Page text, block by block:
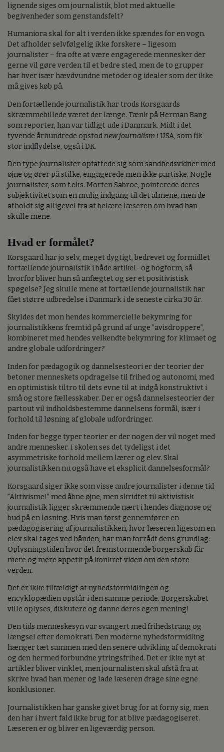
lignende siges om journalistik, blot med aktuelle
begivenheder som genstandsfelt?
Humaniora skal for alt i verden ikke spændes for en vogn.
Det afholder selvfølgelig ikke forskere – ligesom
journalister – fra ofte at være engagerede mennesker der
gerne vil gøre verden til et bedre sted, men de to grupper
har hver især hævdvundne metoder og idealer som der ikke
må gives køb på.
Den fortællende journalistik har trods Korsgaards
skræmmebillede været der længe. Tænk på Herman Bang
som reporter, han var tidligt ude i Danmark. Midt i det
tyvende århundrede opstod new journalism i USA, som fik
stor indflydelse, også i DK.
Den type journalister opfattede sig som sandhedsvidner med
øjne og ører på stilke, engagerede men ikke partiske. Nogle
journalister, som f.eks. Morten Sabroe, pointerede deres
subjektivitet som en mulig indgang til det almene, men de
afholdt sig alligevel fra at belære læseren om hvad han
skulle mene.
Hvad er formålet?
Korsgaard har jo selv, meget dygtigt, bedrevet og formidlet
fortællende journalistik i både artikel- og bogform, så
hvorfor bliver hun så anfægtet og ser et positivistisk
spøgelse? Jeg skulle mene at fortællende journalistik har
fået større udbredelse i Danmark i de seneste cirka 30 år.
Skyldes det mon hendes kommercielle bekymring for
journalistikkens fremtid på grund af unge ”avisdroppere”,
kombineret med hendes velkendte bekymring for klimaet og
andre globale udfordringer?
Inden for pædagogik og dannelsesteori er der teorier der
betoner menneskets opdragelse til frihed og autonomi, med
en optimistisk tiltro til dets evne til at indgå konstruktivt i
små og store fællesskaber. Der er også dannelsesteorier der
partout vil indholdsbestemme dannelsens formål, især i
forhold til løsning af globale udfordringer.
Inden for begge typer teorier er der nogen der vil noget med
andre mennesker. I skolen ses det tydeligst i det
asymmetriske forhold mellem lærer og elev. Skal
journalistikken nu også have et eksplicit dannelsesformål?
Korsgaard siger ikke som visse andre journalister i denne tid
”Aktivisme!” med åbne øjne, men skridtet til aktivistisk
journalistik ligger skræmmende nært i hendes diagnose og
bud på en løsning. Hvis man først gennemfører en
pædagogisering af journalistikken, hvor læseren ligesom en
elev skal tages ved hånden, har man forrådt dens grundlag:
Oplysningstiden hvor det fremstormende borgerskab får
mere og mere appetit på konkret viden om den store
verden.
Det er ikke tilfældigt at nyhedsformidlingen og
encyklopædien opstår i den samme periode. Borgerskabet
ville oplyses, diskutere og danne deres egen mening!
Den tids menneskesyn var svangert med frihedstrang og
længsel efter demokrati. Den moderne nyhedsformidling
hænger tæt sammen med den senere udvikling af demokrati
og den hermed forbundne ytringsfrihed. Det er ikke nyt at
artikler bliver vinklet, men journalisten skal afstå fra at
skrive hvad han mener og lade læseren drage sine egne
konklusioner.
Journalistikken har ganske givet brug for at forny sig, men
den har i hvert fald ikke brug for at blive pædagogiseret.
Læseren er og bliver en ligeværdig person.